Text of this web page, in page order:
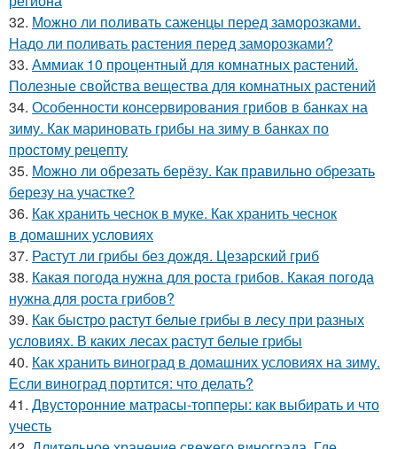
32. Можно ли поливать саженцы перед заморозками.
Надо ли поливать растения перед заморозками?
33. Аммиак 10 процентный для комнатных растений.
Полезные свойства вещества для комнатных растений
34. Особенности консервирования грибов в банках на
зиму. Как мариновать грибы на зиму в банках по
простому рецепту
35. Можно ли обрезать берёзу. Как правильно обрезать
березу на участке?
36. Как хранить чеснок в муке. Как хранить чеснок
в домашних условиях
37. Растут ли грибы без дождя. Цезарский гриб
38. Какая погода нужна для роста грибов. Какая погода
нужна для роста грибов?
39. Как быстро растут белые грибы в лесу при разных
условиях. В каких лесах растут белые грибы
40. Как хранить виноград в домашних условиях на зиму.
Если виноград портится: что делать?
41. Двусторонние матрасы-топперы: как выбирать и что
учесть